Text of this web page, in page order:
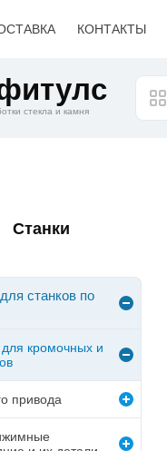
стекла и камня
КОНТАКТЫ
Станки
станков по
кромочных и
привода